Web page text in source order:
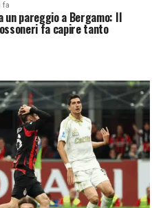
fa
un pareggio a Bergamo: Il
fa capire tanto